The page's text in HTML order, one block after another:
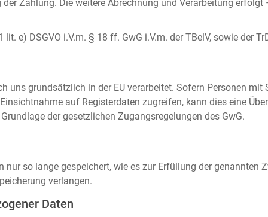
Zahlung. Die weitere Abrechnung und Verarbeitung
lit. e) DSGVO i.V.m. § 18 ff. GwG i.V.m. der TBelV, sowie der
uns grundsätzlich in der EU verarbeitet. Sofern Personen
auf Registerdaten zugreifen, kann dies eine
der gesetzlichen Zugangsregelungen des GwG.
nur so lange gespeichert, wie es zur Erfüllung der genannten
verlangen.
Daten